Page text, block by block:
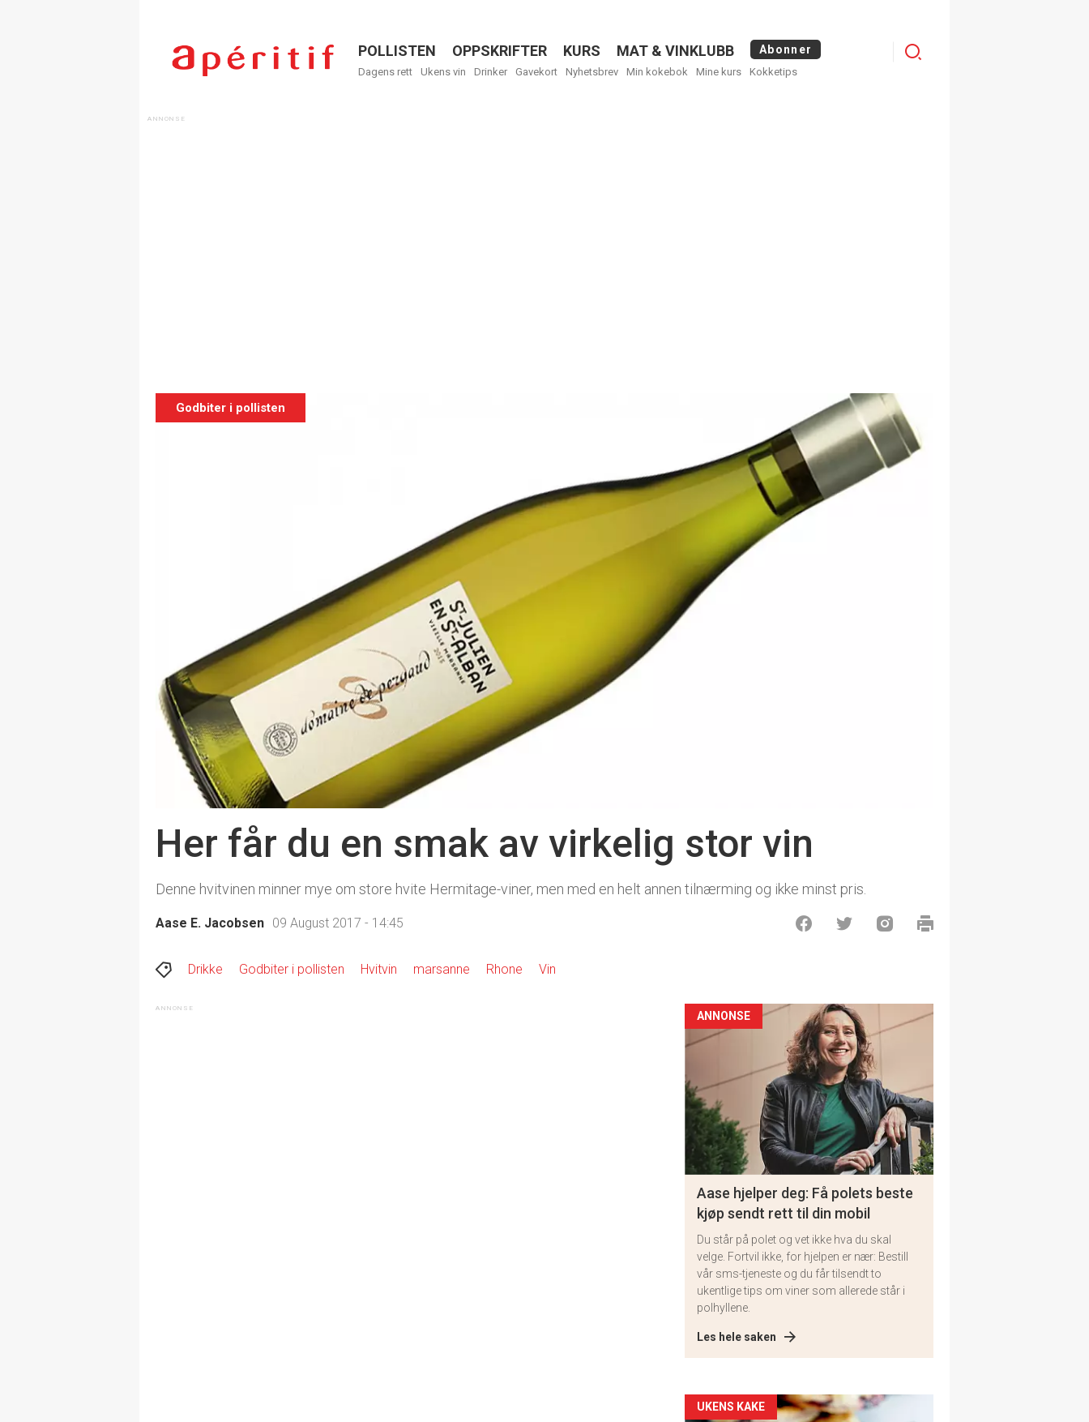
Menu
POLLISTEN OPPSKRIFTER KURS MAT & VINKLUBB Abonner
Dagens rett Ukens vin Drinker Gavekort Nyhetsbrev Min kokebok Mine kurs Kokketips
Logg
Godbiter i pollisten
Her får du en smak av virkelig stor vin
Denne hvitvinen minner mye om store hvite Hermitage-viner, men med en helt annen tilnærming og ikke minst pris.
Aase E. Jacobsen 09 August 2017 - 14:45
Drikke Godbiter i pollisten Hvitvin marsanne Rhone Vin
ANNONSE
Aase hjelper deg: Få polets beste
kjøp sendt rett til din mobil
Du står på polet og vet ikke hva du skal
velge. Fortvil ikke, for hjelpen er nær: Bestill
vår sms-tjeneste og du får tilsendt to
ukentlige tips om viner som allerede står i
polhyllene.
Les hele saken
Artikler
UKENS KAKE